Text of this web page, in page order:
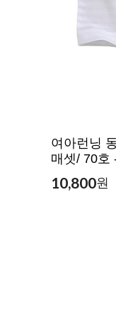
여아런닝
매셋/ 70호
10,800원